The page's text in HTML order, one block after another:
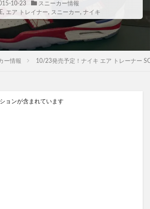
10-23
スニーカー情報
, エア トレイナー, スニーカー, ナイキ
ー情報 10/23発売予定！ナイキ エア トレーナー
ョンが含まれています